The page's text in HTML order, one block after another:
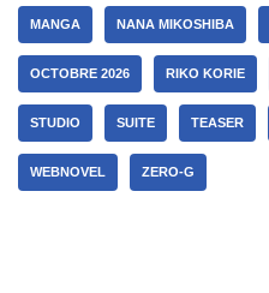
MANGA NANA MIKOSHIBA
OCTOBRE 2026 RIKO KORIE
STUDIO SUITE TEASER
WEBNOVEL ZERO-G